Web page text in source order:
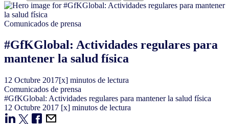
Comunicados de prensa
#GfKGlobal: Actividades regulares para
mantener la salud física
12 Octubre 2017[x] minutos de lectura
Comunicados de prensa
#GfKGlobal: Actividades regulares para mantener la salud física
12 Octubre 2017 [x] minutos de lectura